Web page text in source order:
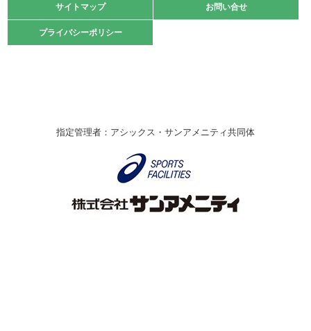
緑ケ丘体育館
2021.10.23
卓球選手権大会ラージボールの部開催☆
伊丹市総合体育大会 バレーボール大会が開催されました
なわとびイベントを開催しました！
サイトマップ お問い合せ
プライバシーポリシー
サイトマップ お問い合せ
プライバシーポリシー
指定管理者：アシックス・サンアメニティ共同体